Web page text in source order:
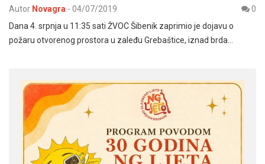
Autor Novagra - 04/07/2019
0
Dana 4. srpnja u 11:35 sati ŽVOC Šibenik zaprimio je dojavu o
požaru otvorenog prostora u zaleđu Grebaštice, iznad brda…